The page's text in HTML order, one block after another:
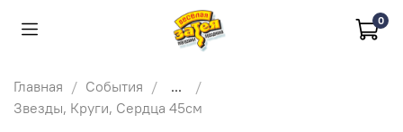
0
Главная События
...
Звезды, Круги, Сердца 45см